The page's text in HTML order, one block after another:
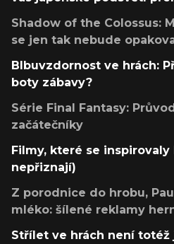
Shadow of the Colossus:
se jen tak nebude
Blbuvzdornost ve hrách:
boty zábavy?
Série Final Fantasy:
začátečníky
Filmy, které se
nepřiznají)
Z porodnice do hrobu,
mléko: šílené reklamy
Střílet ve hrách není